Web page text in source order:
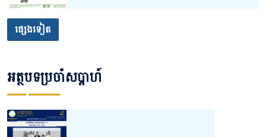
ផ្សេងទៀត
អត្ថបទប្រចាំសប្តាហ៍